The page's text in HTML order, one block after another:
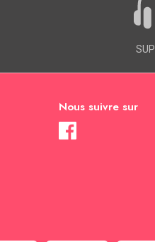
Nous suivre sur